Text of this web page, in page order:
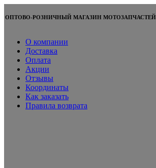
ОПТОВО-РОЗНИЧНЫЙ МАГАЗИН МОТОЗАПЧАСТЕЙ
О компании
Доставка
Оплата
Акции
Отзывы
Координаты
Как заказать
Правила возврата